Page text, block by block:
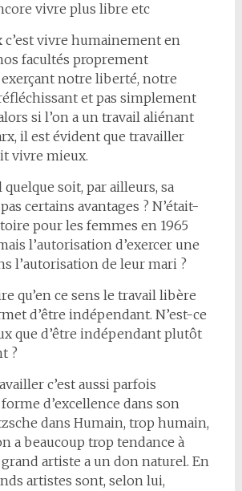
vivre plus libre etc
c’est vivre humainement en
facultés proprement
notre liberté, notre
et pas simplement
si l’on a un travail aliénant
il est évident que travailler
vivre mieux.
quelque soit, par ailleurs, sa
certains avantages ? N’était-
pour les femmes en 1965
l’autorisation d’exercer une
l’autorisation de leur mari ?
qu’en ce sens le travail libère
d’être indépendant. N’est-ce
que d’être indépendant plutôt
?
c’est aussi parfois
d’excellence dans son
dans Humain, trop humain,
a beaucoup trop tendance à
artiste a un don naturel. En
artistes sont, selon lui,